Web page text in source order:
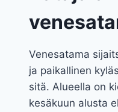
Venesatama
ja paikallinen
sitä. Alueella on
kesäkuun alusta